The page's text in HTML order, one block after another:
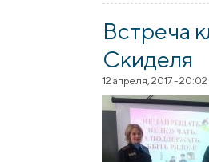
Встреча
Скиделя
12 апреля, 2017 - 20:02